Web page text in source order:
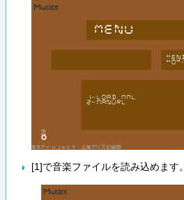
[1]で音楽ファイルを読み込めます。